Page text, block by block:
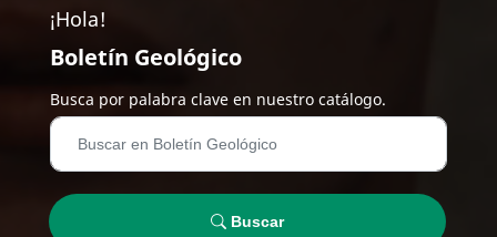
¡Hola!
Boletín Geológico
Busca por palabra clave en nuestro catálogo.
Buscar